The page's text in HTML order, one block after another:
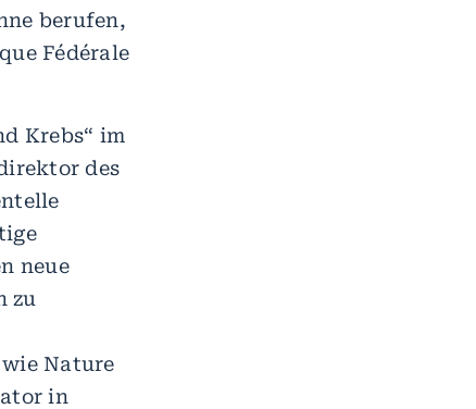
berufen,
Fédérale
Krebs“ im
des
neue
zu
Nature
in